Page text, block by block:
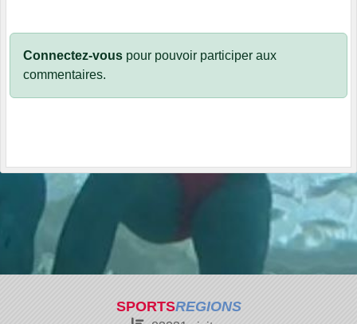
Connectez-vous pour pouvoir participer aux
commentaires.
SPORTSREGIONS